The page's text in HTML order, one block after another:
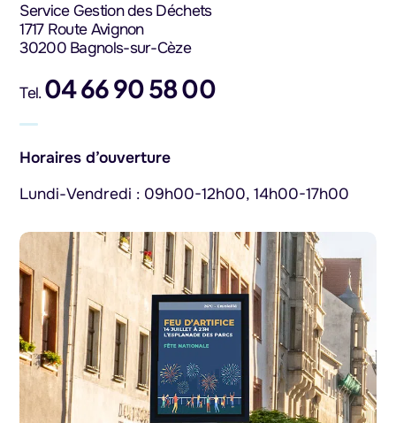
Service Gestion des Déchets
1717 Route Avignon
30200 Bagnols-sur-Cèze
Tel.04 66 90 58 00
Horaires d’ouverture
Lundi-Vendredi : 09h00-12h00, 14h00-17h00